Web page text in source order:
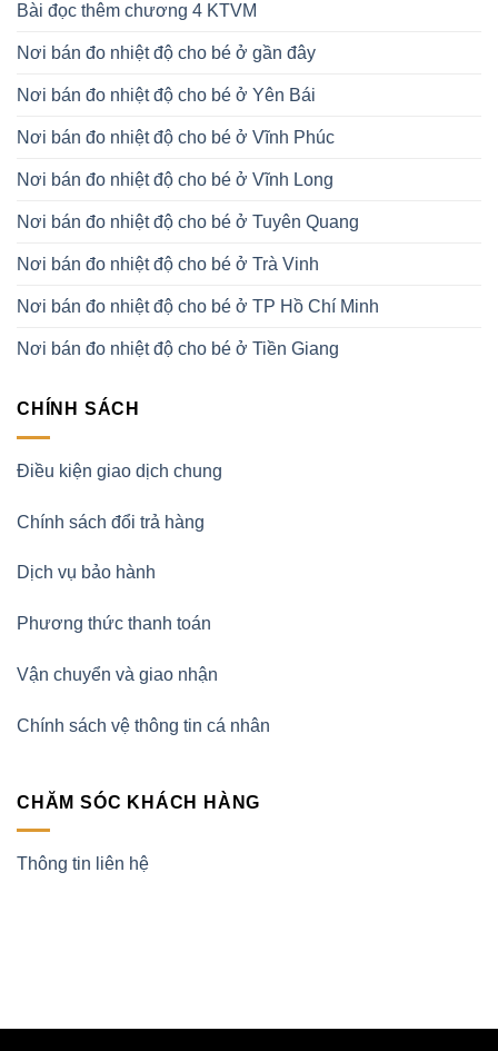
Bài đọc thêm chương 4 KTVM
Nơi bán đo nhiệt độ cho bé ở gần đây
Nơi bán đo nhiệt độ cho bé ở Yên Bái
Nơi bán đo nhiệt độ cho bé ở Vĩnh Phúc
Nơi bán đo nhiệt độ cho bé ở Vĩnh Long
Nơi bán đo nhiệt độ cho bé ở Tuyên Quang
Nơi bán đo nhiệt độ cho bé ở Trà Vinh
Nơi bán đo nhiệt độ cho bé ở TP Hồ Chí Minh
Nơi bán đo nhiệt độ cho bé ở Tiền Giang
CHÍNH SÁCH
Điều kiện giao dịch chung
Chính sách đổi trả hàng
Dịch vụ bảo hành
Phương thức thanh toán
Vận chuyển và giao nhận
Chính sách vệ thông tin cá nhân
CHĂM SÓC KHÁCH HÀNG
Thông tin liên hệ